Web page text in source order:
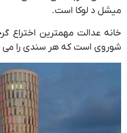
میشل د لوکا است.
خانه عدالت مهمترین اختراع
شوروی است که هر سندی را می